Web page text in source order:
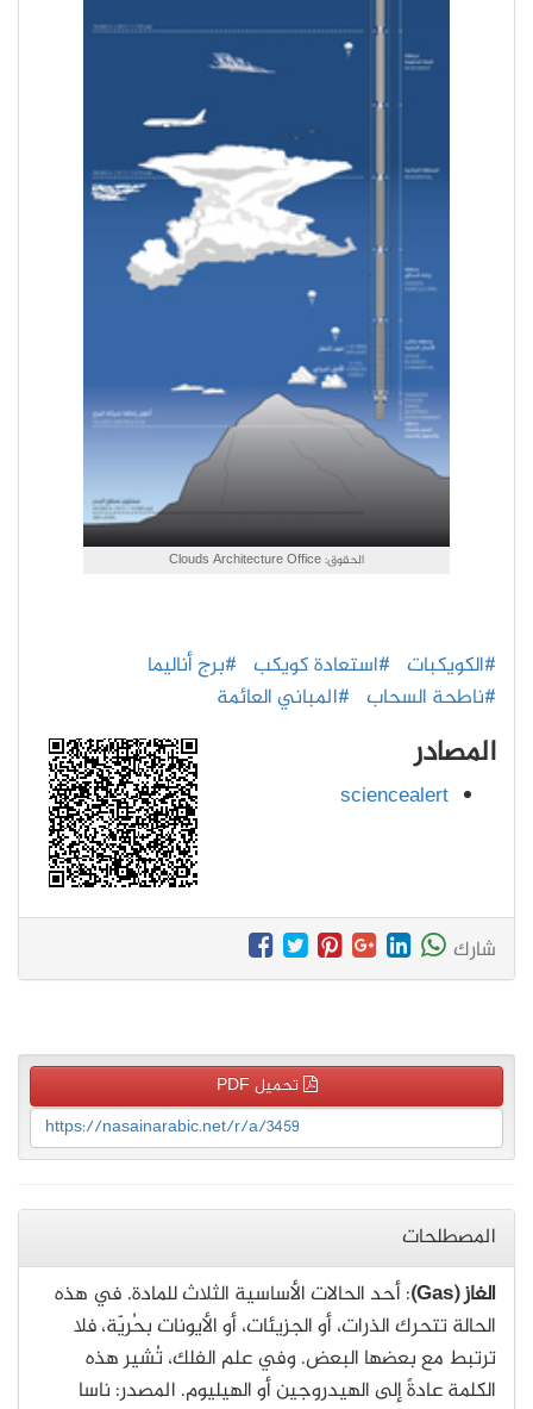
الحقوق: Clouds Architecture Office
#الكويكبات #استعادة كويكب #برج أناليما
#ناطحة السحاب #المباني العائمة
المصادر
sciencealert
شارك
تحميل PDF
https://nasainarabic.net/r/a/3459
المصطلحات
الغاز (Gas)
: أحد الحالات الأساسية الثلاث للمادة. في هذه
الحالة تتحرك الذرات، أو الجزيئات، أو الأيونات بحُريّة، فلا
ترتبط مع بعضها البعض. وفي علم الفلك، تُشير هذه
الكلمة عادةً إلى الهيدروجين أو الهيليوم. المصدر: ناسا